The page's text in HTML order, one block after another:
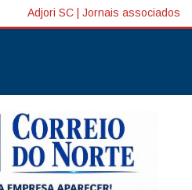
Adjori SC Jornais associados